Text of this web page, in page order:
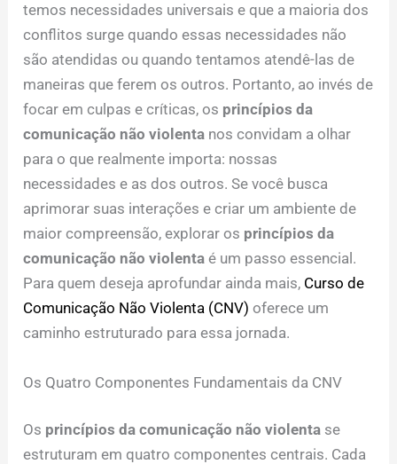
temos necessidades universais e que a maioria dos
conflitos surge quando essas necessidades não
são atendidas ou quando tentamos atendê-las de
maneiras que ferem os outros. Portanto, ao invés de
focar em culpas e críticas, os princípios da
comunicação não violenta nos convidam a olhar
para o que realmente importa: nossas
necessidades e as dos outros. Se você busca
aprimorar suas interações e criar um ambiente de
maior compreensão, explorar os princípios da
comunicação não violenta é um passo essencial.
Para quem deseja aprofundar ainda mais, Curso de
Comunicação Não Violenta (CNV) oferece um
caminho estruturado para essa jornada.
Os Quatro Componentes Fundamentais da CNV
Os princípios da comunicação não violenta se
estruturam em quatro componentes centrais. Cada